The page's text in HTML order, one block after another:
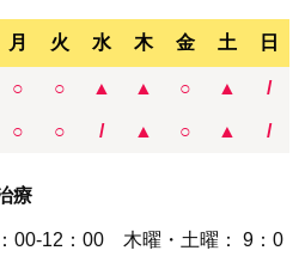
月 火 水 木 金 土 日
○ ○ ▲ ▲ ○ ▲ /
○ ○ / ▲ ○ ▲ /
療
00-12：00 木曜・土曜： 9：0